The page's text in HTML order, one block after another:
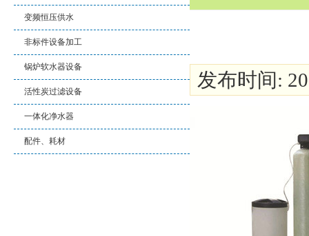
变频恒压供水
非标件设备加工
锅炉软水器设备
活性炭过滤设备
一体化净水器
配件、耗材
发布时间: